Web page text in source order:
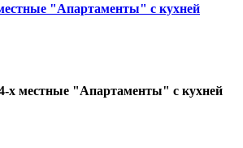
"Апартаменты" с кухней
х местные "Апартаменты" с кухней